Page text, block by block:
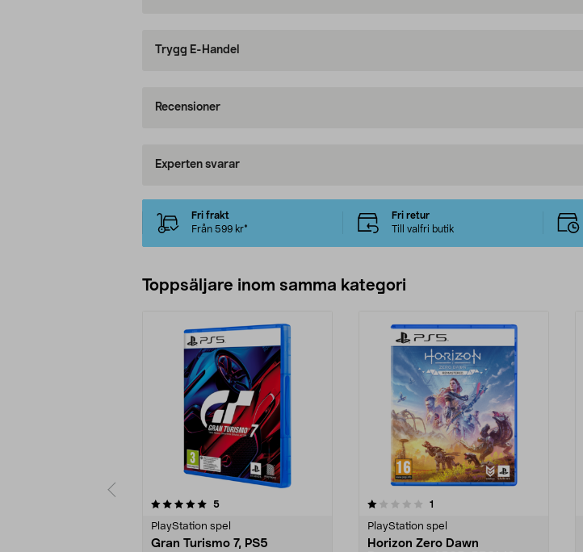
Trygg E-Handel
Recensioner
Experten svarar
Fri frakt
Från 599 kr*
Fri retur
Till valfri butik
Toppsäljare inom samma kategori
5recensioner
PlayStation spel
Gran Turismo 7, PS5
1.0 av 5 stjärnor 1
PlayStation spel
Horizon Zero Dawn
5.0 av 5 stjärnor